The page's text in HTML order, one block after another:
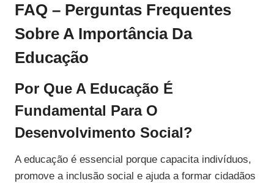
FAQ – Perguntas Frequentes
Sobre A Importância Da
Educação
Por Que A Educação É
Fundamental Para O
Desenvolvimento Social?
A educação é essencial porque capacita indivíduos,
promove a inclusão social e ajuda a formar cidadãos